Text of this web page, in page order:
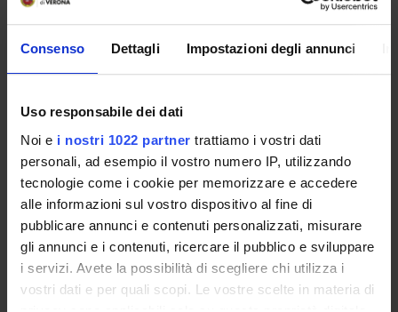
Consenso Dettagli Impostazioni degli annunci
Uso responsabile dei dati
Noi e i nostri 1022 partner trattiamo i vostri dati
personali, ad esempio il vostro numero IP, utilizzando
tecnologie come i cookie per memorizzare e accedere
alle informazioni sul vostro dispositivo al fine di
pubblicare annunci e contenuti personalizzati, misurare
gli annunci e i contenuti, ricercare il pubblico e sviluppare
i servizi. Avete la possibilità di scegliere chi utilizza i
vostri dati e per quali scopi. Le vostre scelte in materia di
ORGANISATION
GOVERNANCE
COMMITTEES
DEPARTMENT ADMINISTRATION OFFICES
STUDENT ADMINISTRATION OFFICES